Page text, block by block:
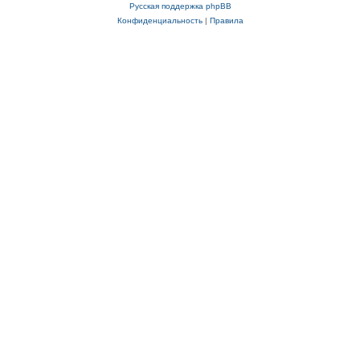
Русская поддержка phpBB
Конфиденциальность| Правила